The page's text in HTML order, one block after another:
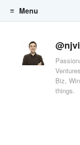
Biz,
things.
Menu